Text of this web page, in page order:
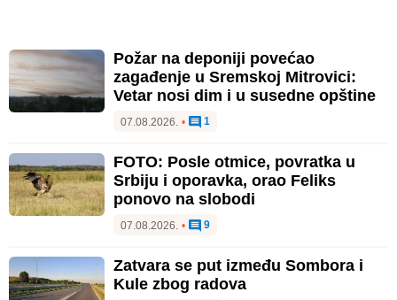
Požar na deponiji povećao
zagađenje u Sremskoj Mitrovici:
Vetar nosi dim i u susedne opštine
07.08.2026. • 1
FOTO: Posle otmice, povratka u
Srbiju i oporavka, orao Feliks
ponovo na slobodi
07.08.2026. • 9
Zatvara se put između Sombora i
Kule zbog radova